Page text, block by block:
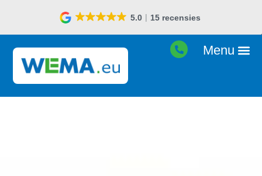
5.0 15 recensies